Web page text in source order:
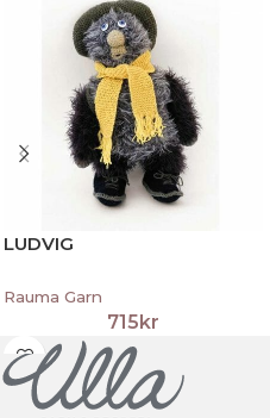
LUDVIG
Rauma Garn
715kr